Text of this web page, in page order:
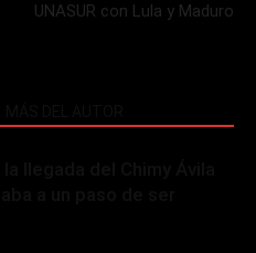
UNASUR con Lula y Maduro